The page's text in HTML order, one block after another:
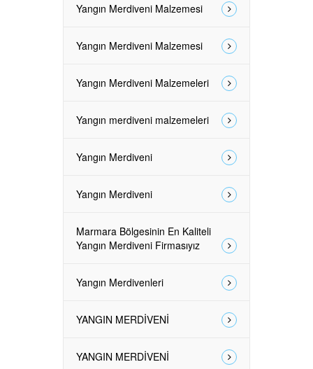
Yangın Merdiveni Malzemesi
Yangın Merdiveni Malzemesi
Yangın Merdiveni Malzemeleri
Yangın merdiveni malzemeleri
Yangın Merdiveni
Yangın Merdiveni
Marmara Bölgesinin En Kaliteli
Yangın Merdiveni Firmasıyız
Yangın Merdivenleri
YANGIN MERDİVENİ
YANGIN MERDİVENİ